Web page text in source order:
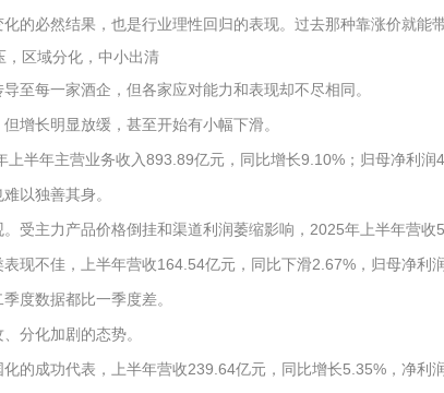
的必然结果，也是行业理性回归的表现。过去那种靠涨价就能
，区域分化，中小出清
至每一家酒企，但各家应对能力和表现却不尽相同。
增长明显放缓，甚至开始有小幅下滑。
上半年主营业务收入893.89亿元，同比增长9.10%；归母净利
以独善其身。
受主力产品价格倒挂和渠道利润萎缩影响，2025年上半年营
现不佳，上半年营收164.54亿元，同比下滑2.67%，归母净利
度数据都比一季度差。
分化加剧的态势。
的成功代表，上半年营收239.64亿元，同比增长5.35%，净